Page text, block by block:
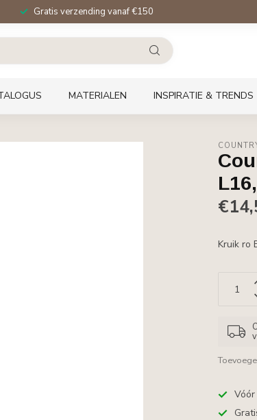
Gratis verzending vanaf €150
MATERIALEN INSPIRATIE & TRENDS
Kruik ro